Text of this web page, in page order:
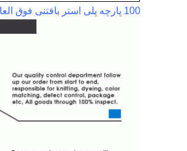
100 پارچه پلی استر بافتنی فوق العاده نرم نرم و ابریشمی پارچه مخملی ابریشمی برای انواع پارچه های مشکی ساخته شده در چین